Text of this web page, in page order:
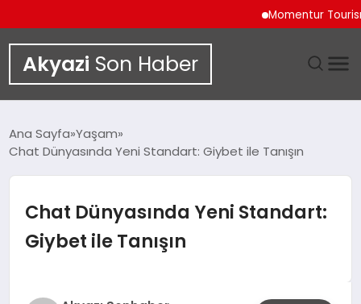
Momentur Tourism
Akyazi Son Haber
DÜNYA
EKONOMI
Ana Sayfa Yaşam
Chat Dünyasında Yeni Standart: Giybet ile Tanışın
Chat Dünyasında Yeni Standart:
Giybet ile Tanışın